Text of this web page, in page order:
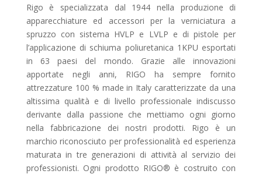
Rigo è specializzata dal 1944 nella produzione di
apparecchiature ed accessori per la verniciatura a
spruzzo con sistema HVLP e LVLP e di pistole per
l’applicazione di schiuma poliuretanica 1KPU esportati
in 63 paesi del mondo. Grazie alle innovazioni
apportate negli anni, RIGO ha sempre fornito
attrezzature 100 % made in Italy caratterizzate da una
altissima qualità e di livello professionale indiscusso
derivante dalla passione che mettiamo ogni giorno
nella fabbricazione dei nostri prodotti. Rigo è un
marchio riconosciuto per professionalità ed esperienza
maturata in tre generazioni di attività al servizio dei
professionisti. Ogni prodotto RIGO® è costruito con